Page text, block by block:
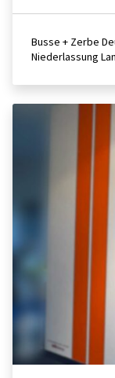
Busse + Zerbe
Niederlassung